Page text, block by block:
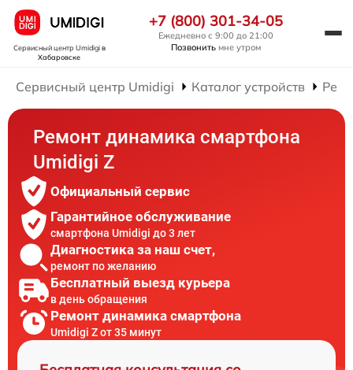
Сервисный центр Umidigiв
Хабаровске
+7 (800) 301-34-05
Ежедневно с 9:00 до 21:00
Позвонить мне утром
Сервисный центр Umidigi Каталог устройств
Ремонт динамика смартфона
Umidigi Z
Официальный сервис
Гарантийное обслуживание
смартфона Umidigi до 3 лет
Диагностика за наш счет,
ремонт по желанию
Бесплатный выезд курьера
в день обращения
Ремонт динамика смартфона
Umidigi Z от 35 минут